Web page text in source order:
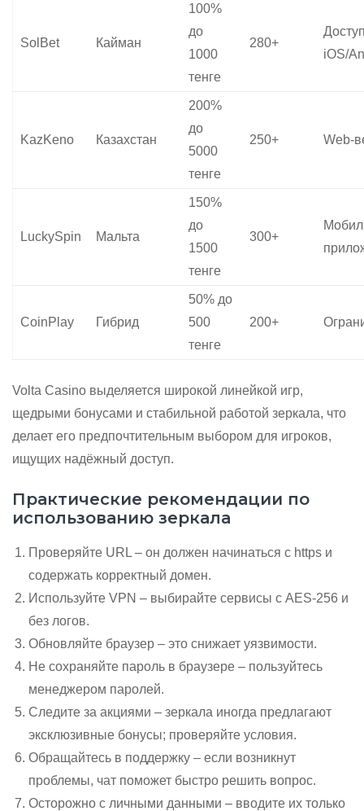
SolBet Кайман
100%
до
1000
тенге
280+
iOS/
KazKeno Казахстан
200%
до
5000
тенге
250+
LuckySpin Мальта
150%
до
1500
тенге
300+
CoinPlay Гибрид
50% до
500
тенге
200+
Volta Casino выделяется широкой линейкой игр,
щедрыми бонусами и стабильной работой зеркала, что
делает его предпочтительным выбором для игроков,
ищущих надёжный доступ.
Практические рекомендации по
использованию зеркала
Проверяйте URL – он должен начинаться с https и
содержать корректный домен.
Используйте VPN – выбирайте сервисы с AES‑256 и
без логов.
Обновляйте браузер – это снижает уязвимости.
Не сохраняйте пароль в браузере – пользуйтесь
менеджером паролей.
Следите за акциями – зеркала иногда предлагают
эксклюзивные бонусы; проверяйте условия.
Обращайтесь в поддержку – если возникнут
проблемы, чат поможет быстро решить вопрос.
Осторожно с личными данными – вводите их только